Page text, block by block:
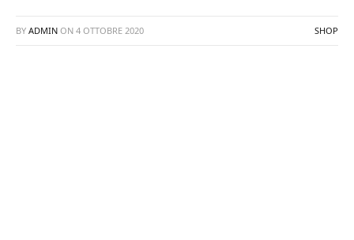
BY ADMIN ON 4 OTTOBRE 2020 SHOP